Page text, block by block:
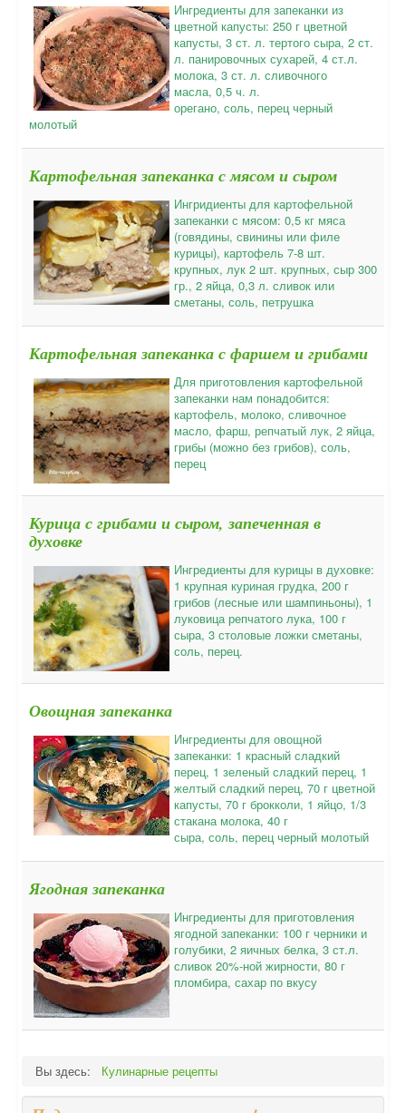
Ингредиенты для запеканки из
цветной капусты: 250 г цветной
капусты, 3 ст. л. тертого сыра, 2 ст.
л. панировочных сухарей, 4 ст.л.
молока, 3 ст. л. сливочного
масла, 0,5 ч. л.
орегано, соль, перец черный
молотый
Картофельная запеканка с мясом и сыром
Ингридиенты для картофельной
запеканки с мясом: 0,5 кг мяса
(говядины, свинины или филе
курицы), картофель 7-8 шт.
крупных, лук 2 шт. крупных, сыр 300
гр., 2 яйца, 0,3 л. сливок или
сметаны, соль, петрушка
Картофельная запеканка с фаршем и грибами
Для приготовления картофельной
запеканки нам понадобится:
картофель, молоко, сливочное
масло, фарш, репчатый лук, 2 яйца,
грибы (можно без грибов), соль,
перец
Курица с грибами и сыром, запеченная в
духовке
Ингредиенты для курицы в духовке:
1 крупная куриная грудка, 200 г
грибов (лесные или шампиньоны), 1
луковица репчатого лука, 100 г
сыра, 3 столовые ложки сметаны,
соль, перец.
Овощная запеканка
Ингредиенты для овощной
запеканки: 1 красный сладкий
перец, 1 зеленый сладкий перец, 1
желтый сладкий перец, 70 г цветной
капусты, 70 г брокколи, 1 яйцо, 1/3
стакана молока, 40 г
сыра, соль, перец черный молотый
Ягодная запеканка
Ингредиенты для приготовления
ягодной запеканки: 100 г черники и
голубики, 2 яичных белка, 3 ст.л.
сливок 20%-ной жирности, 80 г
пломбира, сахар по вкусу
Вы здесь: Кулинарные рецепты